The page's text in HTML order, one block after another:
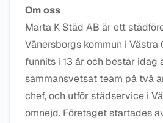
Om oss
Marta K Städ AB är ett
Vänersborgs kommun i Västra
funnits i 13 år och består
sammansvetsat team på två
chef, och utför städservice i
omnejd. Företaget startades